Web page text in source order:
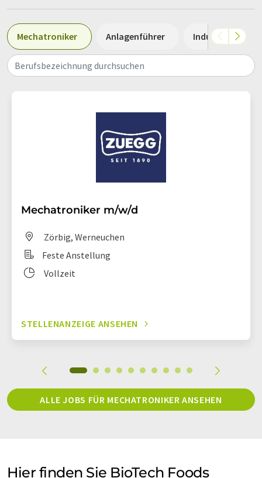
Mechatroniker Anlagenführer
Berufsbezeichnung durchsuchen
Mechatroniker m/w/d
Zörbig, Werneuchen
Feste Anstellung
Vollzeit
STELLENANZEIGE ANSEHEN
ALLE JOBS FÜR MECHATRONIKER ANSEHEN
Hier finden Sie BioTech Foods